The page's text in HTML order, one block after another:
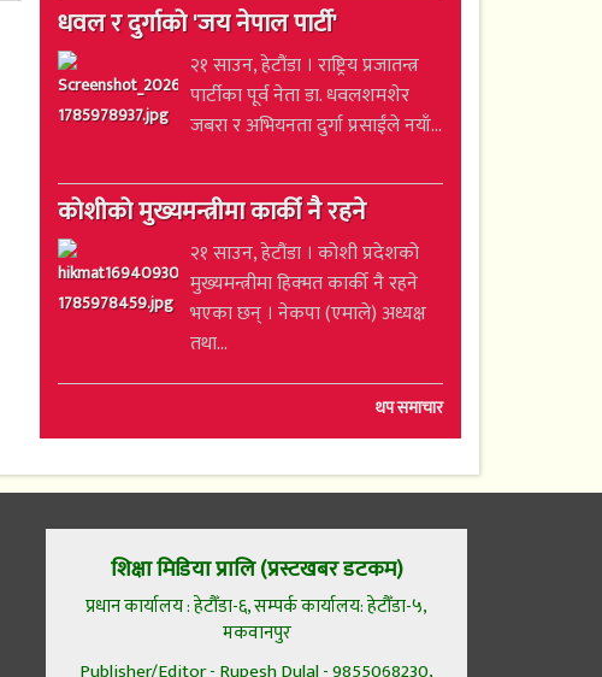
धवल र दुर्गाको 'जय नेपाल पार्टी'
२१ साउन, हेटौंडा । राष्ट्रिय प्रजातन्त्र
पार्टीका पूर्व नेता डा. धवलशमशेर
जबरा र अभियनता दुर्गा प्रसाईंले नयाँ...
कोशीको मुख्यमन्त्रीमा कार्की नै रहने
२१ साउन, हेटौंडा । कोशी प्रदेशको
मुख्यमन्त्रीमा हिक्मत कार्की नै रहने
भएका छन् । नेकपा (एमाले) अध्यक्ष
तथा...
थप समाचार
शिक्षा मिडिया प्रालि (प्रस्टखबर डटकम)
प्रधान कार्यालय : हेटौँडा-६, सम्पर्क कार्यालय: हेटौँडा-५,
मकवानपुर